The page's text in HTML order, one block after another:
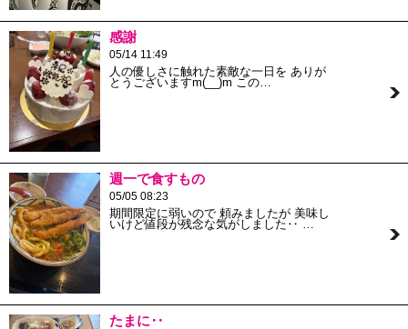
感謝
05/14 11:49
人の優しさに触れた素敵な一日を ありが
とうございますm(__)m この…
週一で食すもの
05/05 08:23
期間限定に弱いので 頼みましたが 美味し
いけど値段が残念な気がしました‥ …
たまに‥